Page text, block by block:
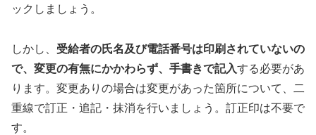
ックしましょう。
しかし、 受給者の氏名及び電話番号は印刷されていないの
で、変更の有無にかかわらず、手書きで記入する必要があ
ります。変更ありの場合は変更があった箇所について、二
重線で訂正・追記・抹消を行いましょう。訂正印は不要で
す。